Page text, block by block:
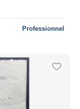
Professionnel